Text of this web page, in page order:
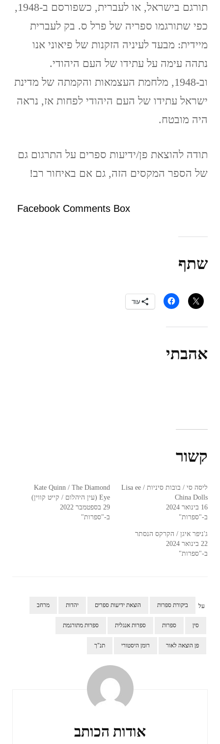
תורגם בישראל, או לעברית, כשפורסם ב-1948,
כפי שתורגמו ספריה של פרל ס. בק לעברית
מיידית: מבעד לעיניה הזקנות של פיאוני אנו
נתהה עימה על עתידו של העם היהודי.
וב-1948, מלחמת העצמאות והקמתה של מדינת
ישראל עתידו של העם היהודי לפחות אז, נראה
היה מובטח.
תודה להוצאת פן/ידיעות ספרים על התרגום גם
של הספר המקסים הזה, גם אם באיחור רב!
Facebook Comments Box
שתף
עוד
אהבתי
קשור
ליסה סי / בובות סיניות Lisa ee /
China Dolls
16 בינואר 2024
ב-"ספרות"
Kate Quinn / The Diamond
Eye (עין היהלום / קייט קווין)
29 בספטמבר 2022
ב-"ספרות"
ג'ניפר איגן / הקרקס הנסתר
22 בינואר 2024
ב-"ספרות"
על ביקורת ספרות הוצאת ידיעות ספרים יהדות מרחב
סין ספרות ספרות אנגלית ספרות מתורגמת
פן הוצאה לאור רומן היסטורי תנ"ך
אודות הכותב